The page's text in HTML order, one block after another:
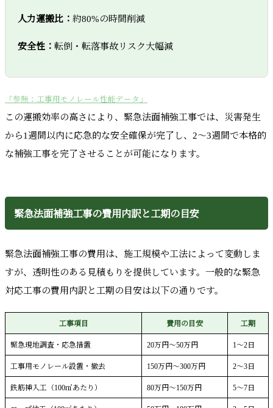
人力運搬比： 約80%の時間削減
安全性： 転倒・転落事故リスク大幅減
「参照：工事用モノレール性能データ」
この運搬効率の高さにより、緊急法面補強工事では、災害発生
から1週間以内に応急的な安全確保が完了し、2～3週間で本格的
な補強工事を完了させることが可能になります。
緊急法面補強工事の費用内訳と工期の目安
緊急法面補強工事の費用は、施工規模や工法によって変動しま
すが、透明性のある見積もりを提供しています。一般的な緊急
対応工事の費用内訳と工期の目安は以下の通りです。
工事項目 費用の目安 工期
緊急現地調査・応急措置 20万円～50万円 1～2日
工事用モノレール設置・撤去 150万円～300万円 2～3日
鉄筋挿入工（100㎡あたり） 80万円～150万円 5～7日